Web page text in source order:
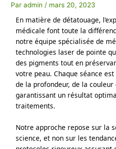
Paradmin / mars 20, 2023
En matière de détatouage,
médicale font toute la
notre équipe spécialisée de
technologies laser de pointe
des pigments tout en
votre peau. Chaque séance
de la profondeur, de la
garantissant un résultat
traitements.
Notre approche repose sur la
science, et non sur les